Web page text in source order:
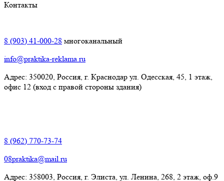
Контакты
8 (903) 41-000-28 многоканальный
info@praktika-reklama.ru
Адрес: 350020, Россия, г. Краснодар ул. Одесская, 45, 1 этаж,
офис 12 (вход с правой стороны здания)
8 (962) 770-73-74
08praktika@mail.ru
Адрес:​ 358003, Россия, г. Элиста, ул. Ленина, 268, 2 этаж, оф.9